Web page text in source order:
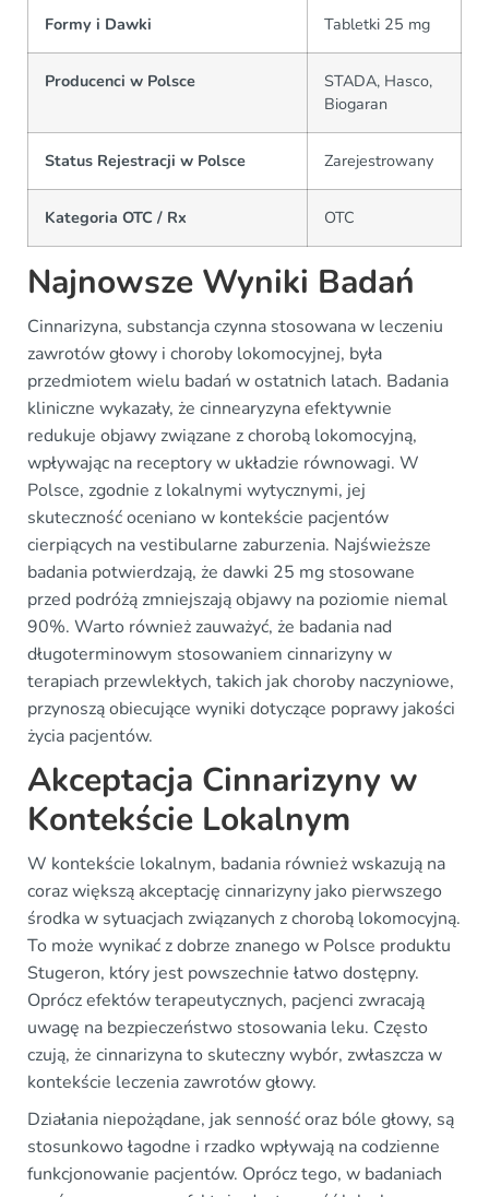
Formy i Dawki Tabletki 25 mg
Producenci w Polsce
STADA, Hasco,
Biogaran
Status Rejestracji w Polsce Zarejestrowany
Kategoria OTC / Rx OTC
Najnowsze Wyniki Badań
Cinnarizyna, substancja czynna stosowana w leczeniu
zawrotów głowy i choroby lokomocyjnej, była
przedmiotem wielu badań w ostatnich latach. Badania
kliniczne wykazały, że cinnearyzyna efektywnie
redukuje objawy związane z chorobą lokomocyjną,
wpływając na receptory w układzie równowagi. W
Polsce, zgodnie z lokalnymi wytycznymi, jej
skuteczność oceniano w kontekście pacjentów
cierpiących na vestibularne zaburzenia. Najświeższe
badania potwierdzają, że dawki 25 mg stosowane
przed podróżą zmniejszają objawy na poziomie niemal
90%. Warto również zauważyć, że badania nad
długoterminowym stosowaniem cinnarizyny w
terapiach przewlekłych, takich jak choroby naczyniowe,
przynoszą obiecujące wyniki dotyczące poprawy jakości
życia pacjentów.
Akceptacja Cinnarizyny w
Kontekście Lokalnym
W kontekście lokalnym, badania również wskazują na
coraz większą akceptację cinnarizyny jako pierwszego
środka w sytuacjach związanych z chorobą lokomocyjną.
To może wynikać z dobrze znanego w Polsce produktu
Stugeron, który jest powszechnie łatwo dostępny.
Oprócz efektów terapeutycznych, pacjenci zwracają
uwagę na bezpieczeństwo stosowania leku. Często
czują, że cinnarizyna to skuteczny wybór, zwłaszcza w
kontekście leczenia zawrotów głowy.
Działania niepożądane, jak senność oraz bóle głowy, są
stosunkowo łagodne i rzadko wpływają na codzienne
funkcjonowanie pacjentów. Oprócz tego, w badaniach